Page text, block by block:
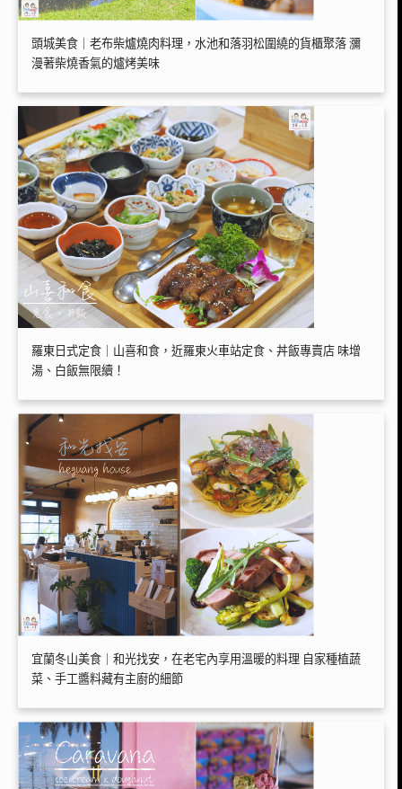
頭城美食｜老布柴爐燒肉料理，水池和落羽松圍繞的貨櫃聚落 瀰
漫著柴燒香氣的爐烤美味
羅東日式定食｜山喜和食，近羅東火車站定食、丼飯專賣店 味增
湯、白飯無限續！
宜蘭冬山美食｜和光找安，在老宅內享用溫暖的料理 自家種植蔬
菜、手工醬料藏有主廚的細節